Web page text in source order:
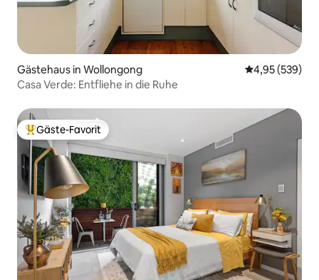
Gästehaus in Wollongong
4,95 (539)
Casa Verde: Entfliehe in die Ruhe
Beliebter Gäste-Favorit.
Gäste-Favorit